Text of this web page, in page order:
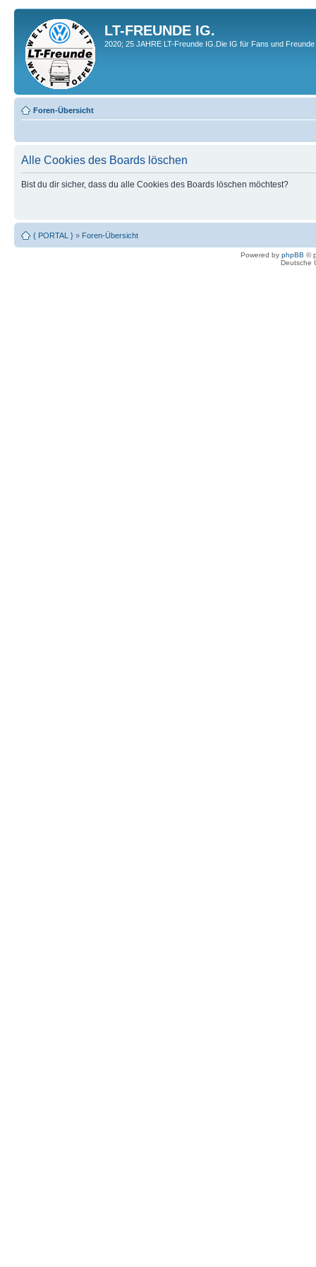
LT-FREUNDE IG.
2020; 25 JAHRE LT-Freunde IG.Die IG für Fans und
Foren-Übersicht
Alle Cookies des Boards löschen
Bist du dir sicher, dass du alle Cookies des Boards löschen möchtest?
{ PORTAL } » Foren-Übersicht
Powered by phpBB ©
Deutsche